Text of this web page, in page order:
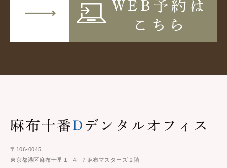
〒106-0045
東京都港区麻布十番１−４−７麻布マスターズ２階